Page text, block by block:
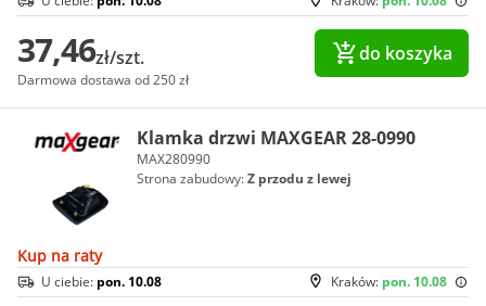
37,46zł/szt.
Darmowa dostawa od 250 zł
do koszyka
Klamka drzwi MAXGEAR 28-0990
MAX280990
Strona zabudowy:Z przodu z lewej
Kup na raty
Kraków: pon. 10.08
U ciebie: pon. 10.08